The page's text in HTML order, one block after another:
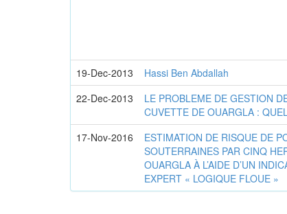
19-Dec-2013
Hassi Ben Abdallah
22-Dec-2013
LE PROBLEME DE GESTION
CUVETTE DE OUARGLA :
17-Nov-2016
ESTIMATION DE RISQUE DE
SOUTERRAINES PAR CINQ
OUARGLA À L’AIDE D’UN
EXPERT « LOGIQUE FLOUE »